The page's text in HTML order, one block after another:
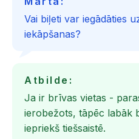
Vai biļeti var iegādāties
iekāpšanas?
Atbilde:
Ja ir brīvas vietas -
ierobežots, tāpēc labāk
iepriekš tiešsaistē.